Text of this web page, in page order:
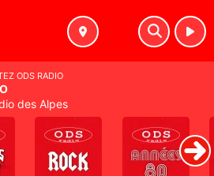
ODS RADIO
des Alpes